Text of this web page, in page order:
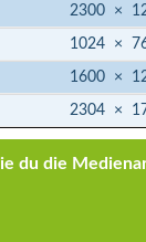
2300 ×
1024 ×
1600 ×
2304 ×
du die